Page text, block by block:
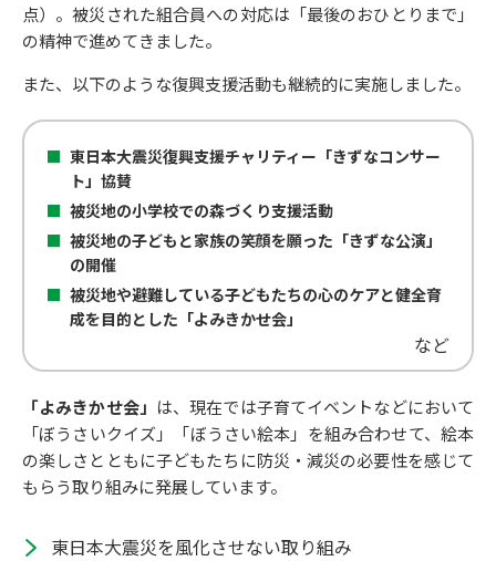
点）。被災された組合員への対応は「最後のおひとりまで」
の精神で進めてきました。
また、以下のような復興支援活動も継続的に実施しました。
東日本大震災復興支援チャリティー「きずなコンサー
ト」協賛
被災地の小学校での森づくり支援活動
被災地の子どもと家族の笑顔を願った「きずな公演」
の開催
被災地や避難している子どもたちの心のケアと健全育
成を目的とした「よみきかせ会」
など
「よみきかせ会」 は、現在では子育てイベントなどにおいて
「ぼうさいクイズ」「ぼうさい絵本」を組み合わせて、絵本
の楽しさとともに子どもたちに防災・減災の必要性を感じて
もらう取り組みに発展しています。
東日本大震災を風化させない取り組み